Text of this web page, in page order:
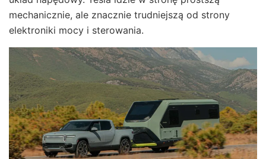
mechanicznie, ale znacznie trudniejszą od strony
elektroniki mocy i sterowania.